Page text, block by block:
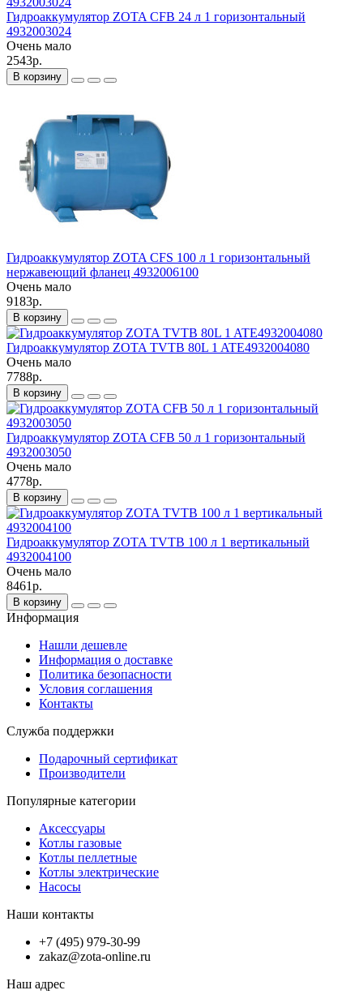
Гидроаккумулятор ZOTA CFB 24 л 1 горизонтальный
4932003024
Очень мало
2543р.
В корзину
Гидроаккумулятор ZOTA CFS 100 л 1 горизонтальный
нержавеющий фланец 4932006100
Очень мало
9183р.
В корзину
Гидроаккумулятор ZOTA TVTB 80L 1 ATE4932004080
Очень мало
7788р.
В корзину
Гидроаккумулятор ZOTA CFB 50 л 1 горизонтальный
4932003050
Очень мало
4778р.
В корзину
Гидроаккумулятор ZOTA TVTB 100 л 1 вертикальный
4932004100
Очень мало
8461р.
В корзину
Информация
Нашли дешевле
Информация о доставке
Политика безопасности
Условия соглашения
Контакты
Служба поддержки
Подарочный сертификат
Производители
Популярные категории
Аксессуары
Котлы газовые
Котлы пеллетные
Котлы электрические
Насосы
Наши контакты
+7 (495) 979-30-99
zakaz@zota-online.ru
Наш адрес